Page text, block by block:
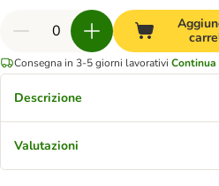
Consegna in 3-5 giorni lavorativi Continua
Descrizione
Valutazioni